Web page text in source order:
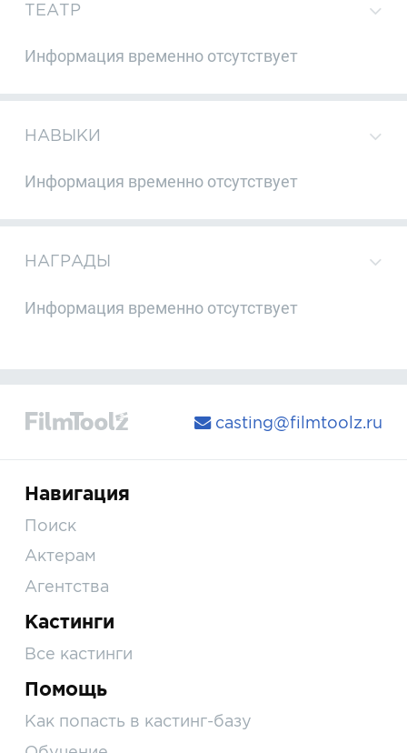
ТЕАТР
Информация временно отсутствует
НАВЫКИ
Информация временно отсутствует
НАГРАДЫ
Информация временно отсутствует
casting@filmtoolz.ru
Навигация
Поиск
Актерам
Агентства
Кастинги
Все кастинги
Помощь
Как попасть в кастинг-базу